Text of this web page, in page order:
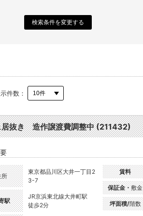
検索条件を変更する
件数：
抜き 造作譲渡費調整中 (211432)
所
東京都品川区大井一丁目2
3-7
駅
JR京浜東北線大井町駅
徒歩2分
賃料
保証金・敷金
坪面積/階数